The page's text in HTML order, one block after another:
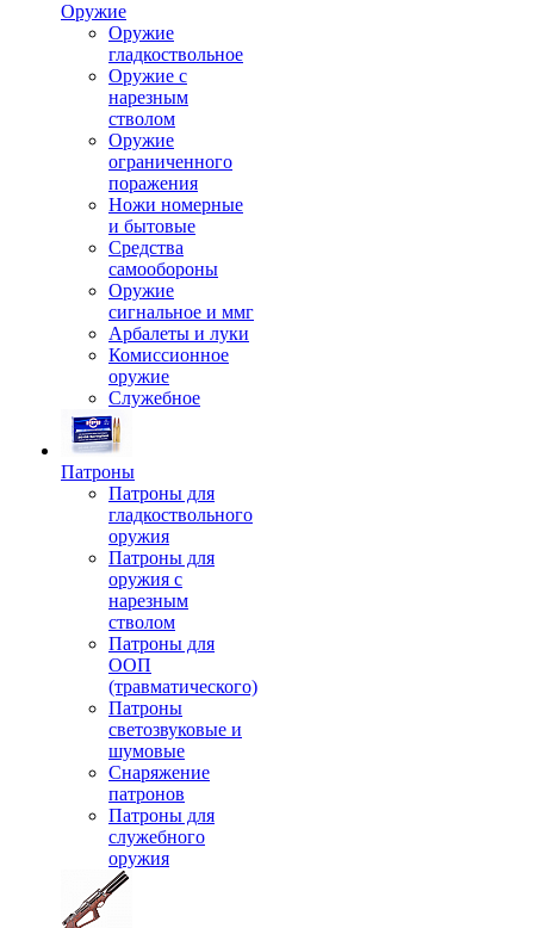
Оружие
Оружие
гладкоствольное
Оружие с
нарезным
стволом
Оружие
ограниченного
поражения
Ножи номерные
и бытовые
Средства
самообороны
Оружие
сигнальное и ммг
Арбалеты и луки
Комиссионное
оружие
Служебное
Патроны
Патроны для
гладкоствольного
оружия
Патроны для
оружия с
нарезным
стволом
Патроны для
ООП
(травматического)
Патроны
светозвуковые и
шумовые
Снаряжение
патронов
Патроны для
служебного
оружия